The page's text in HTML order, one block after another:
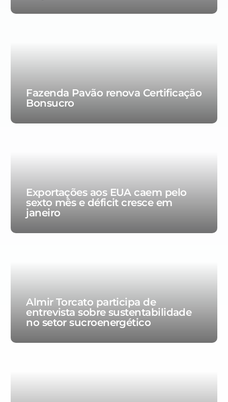
Fazenda Pavão renova Certificação
Bonsucro
Exportações aos EUA caem pelo
sexto mês e déficit cresce em
janeiro
Almir Torcato participa de
entrevista sobre sustentabilidade
no setor sucroenergético